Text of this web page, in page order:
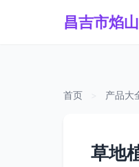
昌吉市焰
首页 产品大
草地